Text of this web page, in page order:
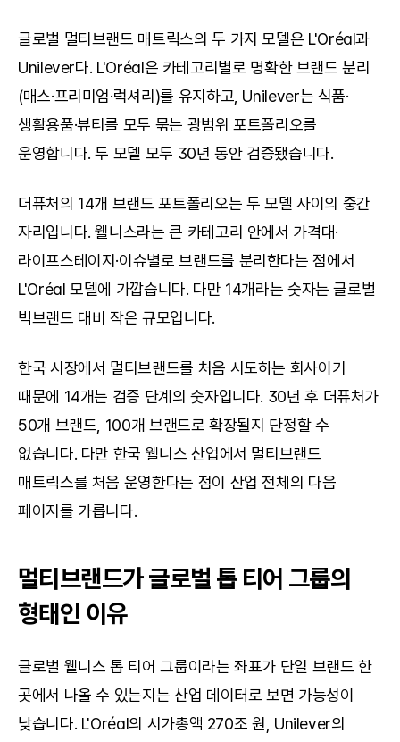
글로벌 멀티브랜드 매트릭스의 두 가지 모델은 L'Oréal과
Unilever다. L'Oréal은 카테고리별로 명확한 브랜드 분리
(매스·프리미엄·럭셔리)를 유지하고, Unilever는 식품·
생활용품·뷰티를 모두 묶는 광범위 포트폴리오를
운영합니다. 두 모델 모두 30년 동안 검증됐습니다.
더퓨처의 14개 브랜드 포트폴리오는 두 모델 사이의 중간
자리입니다. 웰니스라는 큰 카테고리 안에서 가격대·
라이프스테이지·이슈별로 브랜드를 분리한다는 점에서
L'Oréal 모델에 가깝습니다. 다만 14개라는 숫자는 글로벌
빅브랜드 대비 작은 규모입니다.
한국 시장에서 멀티브랜드를 처음 시도하는 회사이기
때문에 14개는 검증 단계의 숫자입니다. 30년 후 더퓨처가
50개 브랜드, 100개 브랜드로 확장될지 단정할 수
없습니다. 다만 한국 웰니스 산업에서 멀티브랜드
매트릭스를 처음 운영한다는 점이 산업 전체의 다음
페이지를 가릅니다.
멀티브랜드가 글로벌 톱 티어 그룹의
형태인 이유
글로벌 웰니스 톱 티어 그룹이라는 좌표가 단일 브랜드 한
곳에서 나올 수 있는지는 산업 데이터로 보면 가능성이
낮습니다. L'Oréal의 시가총액 270조 원, Unilever의